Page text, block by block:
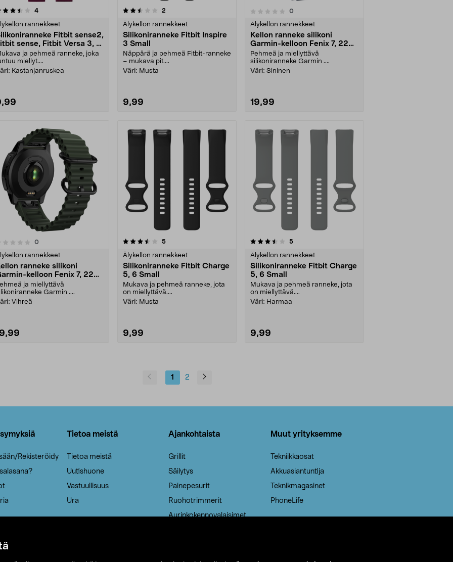
4arvostelut
rannekkeet
Fitbit sense2,
sense, Fitbit Versa 3, 4
ja pehmeä ranneke, joka
miellyt....
Kastanjanruskea
2.5 viidestä
2
Älykellon rannekkeet
Silikoniranneke Fitbit Inspire
3 Small
Näppärä ja pehmeä Fitbit-ranneke
– mukava pit....
Väri: Musta
9,99
0.0 viidestä
0
Älykellon rannekkeet
Kellon ranneke silikoni
Garmin-kelloon Fenix 7, 22
mm Quick release
Pehmeä ja miellyttävä
silikoniranneke Garmin ....
Väri: Sininen
19,99
0
rannekkeet
ranneke silikoni
kelloon Fenix 7, 22
Quick release
ja miellyttävä
Garmin ....
Vihreä
3.5 viidestä
5arvostelut
Älykellon rannekkeet
Silikoniranneke Fitbit Charge
5, 6 Small
Mukava ja pehmeä ranneke, jota
on miellyttävä....
Väri: Musta
9,99
3.5 viidestä
5arvostelut
Älykellon rannekkeet
Silikoniranneke Fitbit Charge
5, 6 Small
Mukava ja pehmeä ranneke, jota
on miellyttävä....
Väri: Harmaa
9,99
1 2
Rekisteröidy
Tietoa meistä
Tietoa meistä
Uutishuone
Vastuullisuus
Ura
Ajankohtaista
Grillit
Säilytys
Painepesurit
Ruohotrimmerit
Aurinkokennovalaisimet
Muut yrityksemme
Tekniikkaosat
Akkuasiantuntija
Teknikmagasinet
PhoneLife